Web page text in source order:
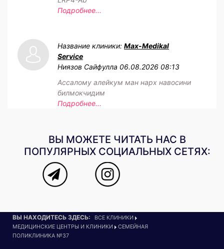
Подробнее...
Название клиники: Max-Medikal
Service
Ниязов Сайфулла 06.08.2026 08:13
Ассалому алейкум ман нарх навосини
билмокчидим
Подробнее...
ВЫ МОЖЕТЕ ЧИТАТЬ НАС В
ПОПУЛЯРНЫХ СОЦИАЛЬНЫХ СЕТЯХ:
ВЫ НАХОДИТЕСЬ ЗДЕСЬ:
ВСЕ КЛИНИКИ
МЕДИЦИНСКИЕ ЦЕНТРЫ И КЛИНИКИ
СЕМЕЙНАЯ
ПОЛИКЛИНИКА №37